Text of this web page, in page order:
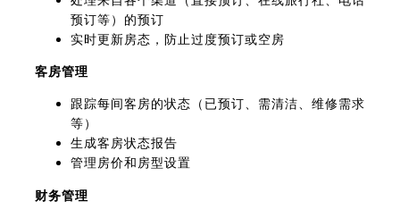
预订等）的预订
实时更新房态，防止过度预订或空房
客房管理
跟踪每间客房的状态（已预订、需清洁、维修需求
等）
生成客房状态报告
管理房价和房型设置
财务管理